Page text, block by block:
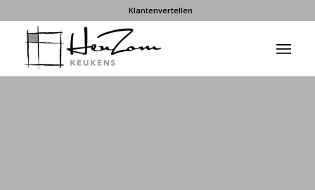
Klantenvertellen